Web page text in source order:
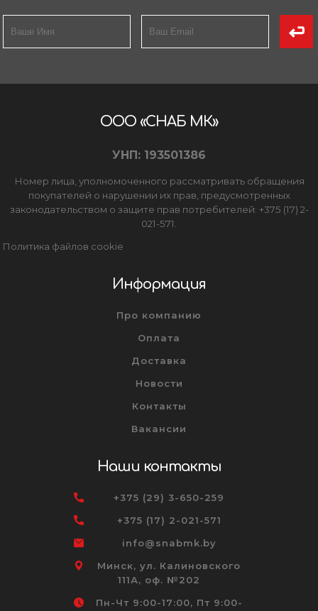
ООО «СНАБ МК»
УНП: 193501386
Номер лица, уполномоченного рассматривать обращения
покупателей о нарушении их прав, предусмотренных
законодательством о защите прав потребителей: +375 (17) 2-
021-571.
Политика файлов cookie
Информация
Про компанию
Оплата
Доставка
Новости
Контакты
Вакансии
Наши контакты
+375 (29) 3-650-259
+375 (17) 2-021-571
info@snabmk.by
Минск, ул. Калиновского
111А, оф. №202
Пн-Чт 9:00-17:00, Пт 9:00-